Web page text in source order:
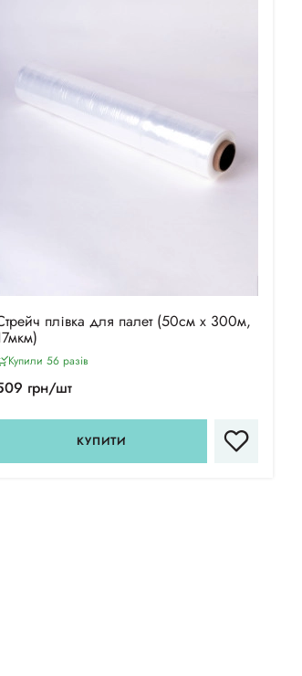
плівка для палет (50см х 300м,
Купили 56 разiв
грн/шт
КУПИТИ